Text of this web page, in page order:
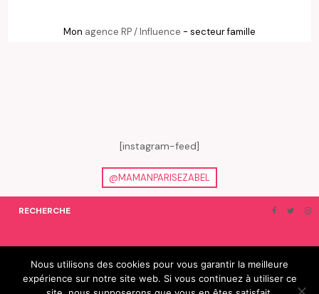
Mon agence RP / Influence - secteur famille
[instagram-feed]
@MAMANPARISEZABEL
RECHERCHE
ON EN PARLE… BLOGROLL
© 2019 e-Zabel - tous droits réservés. fabriqué avec amour par
Nous utilisons des cookies pour vous garantir la meilleure
expérience sur notre site web. Si vous continuez à utiliser ce